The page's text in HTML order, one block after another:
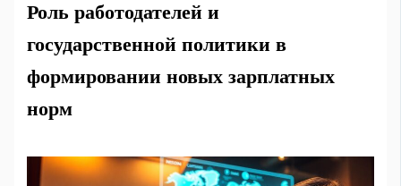
Роль работодателей и
государственной политики в
формировании новых зарплатных
норм